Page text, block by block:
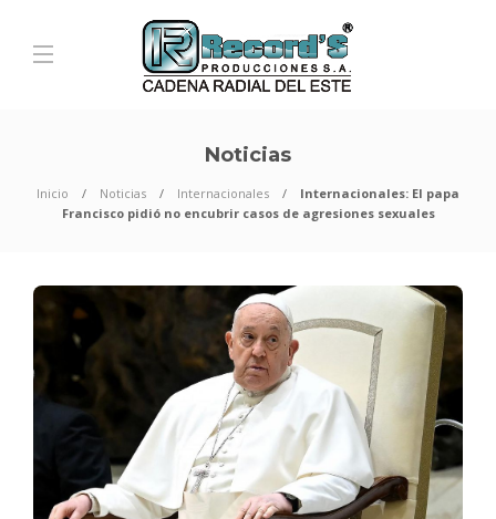
Noticias
Inicio Noticias Internacionales
Internacionales: El papa
Francisco pidió no encubrir casos de agresiones sexuales